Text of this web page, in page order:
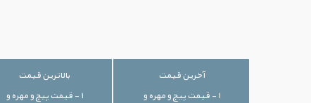
آخرین قیمت
۱ - قیمت پیچ و مهره و
بالاترین قیمت
۱ - قیمت پیچ و مهره و